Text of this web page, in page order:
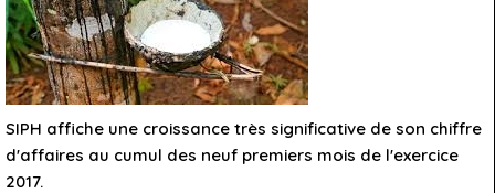
SIPH affiche une croissance très significative de son chiffre
d'affaires au cumul des neuf premiers mois de l'exercice
2017.